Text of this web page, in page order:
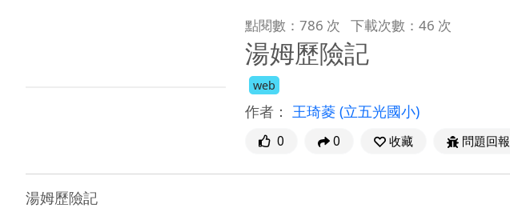
點閱數：786 次 下載次數：46 次
湯姆歷險記
web
作者： 王琦菱 (立五光國小)
0 0 收藏 問題回報
湯姆歷險記